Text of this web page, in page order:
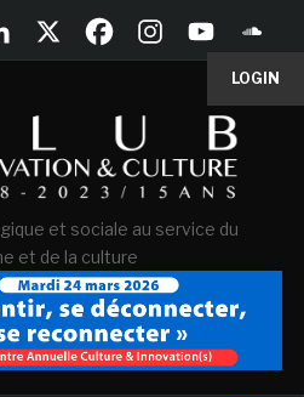
LOGIN
et sociale au service du
et de la culture